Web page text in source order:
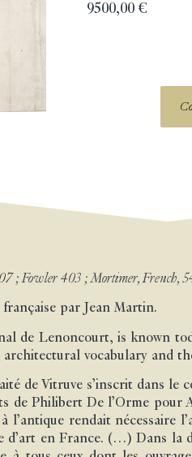
9500,00€
; Fowler 403 ; Mortimer, French,
par Jean Martin.
de Lenoncourt, is known
architectural vocabulary and
de Vitruve s’inscrit dans le
de Philibert De l’Orme
rendait nécessaire
en France. (…) Dans la